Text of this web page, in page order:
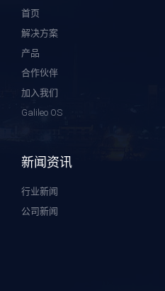
首页
解决方案
产品
合作伙伴
加入我们
Galileo OS
新闻资讯
行业新闻
公司新闻